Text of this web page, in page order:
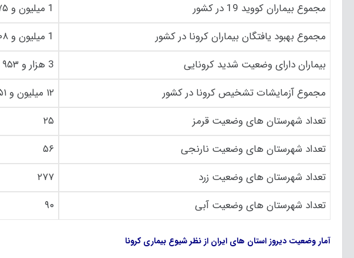
مجموع بیماران کووید 19 در کشور
1 میلیون و ۸۷۵ هزار و ۲۳۴
مجموع بهبود یافتگان بیماران کرونا در کشور
1 میلیون و ۶۰۸ هزار و ۸۰۷
بیماران دارای وضعیت شدید کرونایی
3 هزار و ۹۵۳
مجموع آزمایشات تشخیص کرونا در کشور
۱۲ میلیون و ۷۵۱ هزار و ۳۹۷
تعداد شهرستان های وضعیت قرمز
۲۵
تعداد شهرستان های وضعیت نارنجی
۵۶
تعداد شهرستان های وضعیت زرد
۲۷۷
تعداد شهرستان های وضعیت آبی
۹۰
آمار وضعیت دیروز استان های ایران از نظر شیوع بیماری کرونا